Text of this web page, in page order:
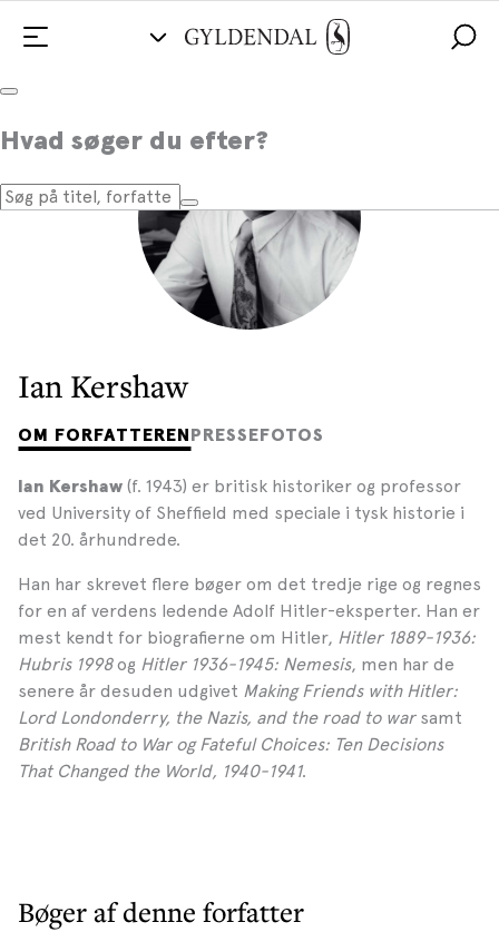
Hvad søger du efter?
Ian Kershaw
OM FORFATTERENPRESSEFOTOS
Ian Kershaw (f. 1943) er britisk historiker og professor
ved University of Sheffield med speciale i tysk historie i
det 20. århundrede.
Han har skrevet flere bøger om det tredje rige og regnes
for en af verdens ledende Adolf Hitler-eksperter. Han er
mest kendt for biografierne om Hitler, Hitler 1889-1936:
Hubris 1998og Hitler 1936-1945: Nemesis, men har de
senere år desuden udgivet Making Friends with Hitler:
Lord Londonderry, the Nazis, and the road to war samt
British Road to War og Fateful Choices: Ten Decisions
That Changed the World, 1940-1941.
Bøger af denne forfatter